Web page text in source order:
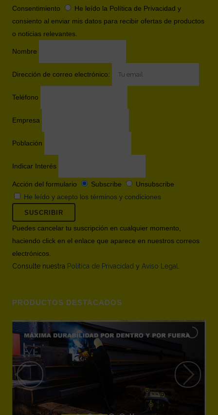
Consentimiento
He leído la Política de Privacidad y
consiento al enviar mis datos para recibir ofertas de productos
o noticias relevantes.
Nombre
Dirección de correo electrónico:
Teléfono
Empresa
Población
Indicar Interés
Acción del formulario Subscribe
Unsubscribe
He leído y acepto los términos y condiciones
Puedes cancelar tu suscripción en cualquier momento,
haciendo click en el enlace que aparece en nuestros correos
electrónicos.
Consulte nuestra Política de Privacidad y Aviso Legal
PRODUCTOS DESTACADOS